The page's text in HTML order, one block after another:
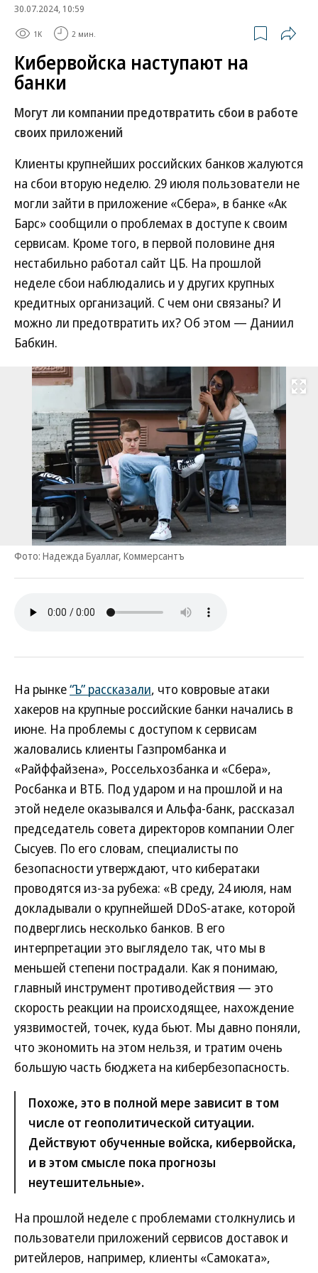
30.07.2024, 10:59
1K 2 мин.
Кибервойска наступают на
банки
Могут ли компании предотвратить сбои в работе
своих приложений
Клиенты крупнейших российских банков жалуются
на сбои вторую неделю. 29 июля пользователи не
могли зайти в приложение «Сбера», в банке «Ак
Барс» сообщили о проблемах в доступе к своим
сервисам. Кроме того, в первой половине дня
нестабильно работал сайт ЦБ. На прошлой
неделе сбои наблюдались и у других крупных
кредитных организаций. С чем они связаны? И
можно ли предотвратить их? Об этом — Даниил
Бабкин.
Развернуть
Фото: Надежда Буаллаг, Коммерсантъ
На рынке“Ъ” рассказали, что ковровые атаки
хакеров на крупные российские банки начались в
июне. На проблемы с доступом к сервисам
жаловались клиенты Газпромбанка и
«Райффайзена», Россельхозбанка и «Сбера»,
Росбанка и ВТБ. Под ударом и на прошлой и на
этой неделе оказывался и Альфа-банк, рассказал
председатель совета директоров компании Олег
Сысуев. По его словам, специалисты по
безопасности утверждают, что кибератаки
проводятся из-за рубежа: «В среду, 24 июля, нам
докладывали о крупнейшей DDoS-атаке, которой
подверглись несколько банков. В его
интерпретации это выглядело так, что мы в
меньшей степени пострадали. Как я понимаю,
главный инструмент противодействия — это
скорость реакции на происходящее, нахождение
уязвимостей, точек, куда бьют. Мы давно поняли,
что экономить на этом нельзя, и тратим очень
большую часть бюджета на кибербезопасность.
Похоже, это в полной мере зависит в том
числе от геополитической ситуации.
Действуют обученные войска, кибервойска,
и в этом смысле пока прогнозы
неутешительные».
На прошлой неделе с проблемами столкнулись и
пользователи приложений сервисов доставок и
ритейлеров, например, клиенты «Самоката»,